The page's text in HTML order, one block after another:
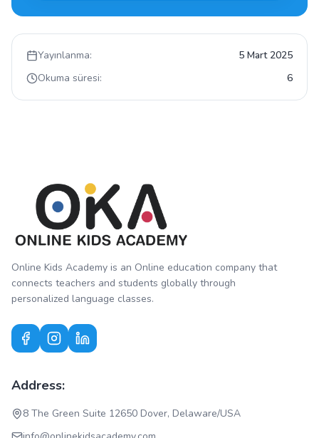
Yayınlanma:
5 Mart 2025
Okuma süresi:
6
Online Kids Academy is an Online education company that
connects teachers and students globally through
personalized language classes.
Address:
8 The Green Suite 12650 Dover, Delaware/USA